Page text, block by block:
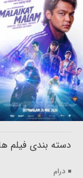
دسته بندی فیلم
درام